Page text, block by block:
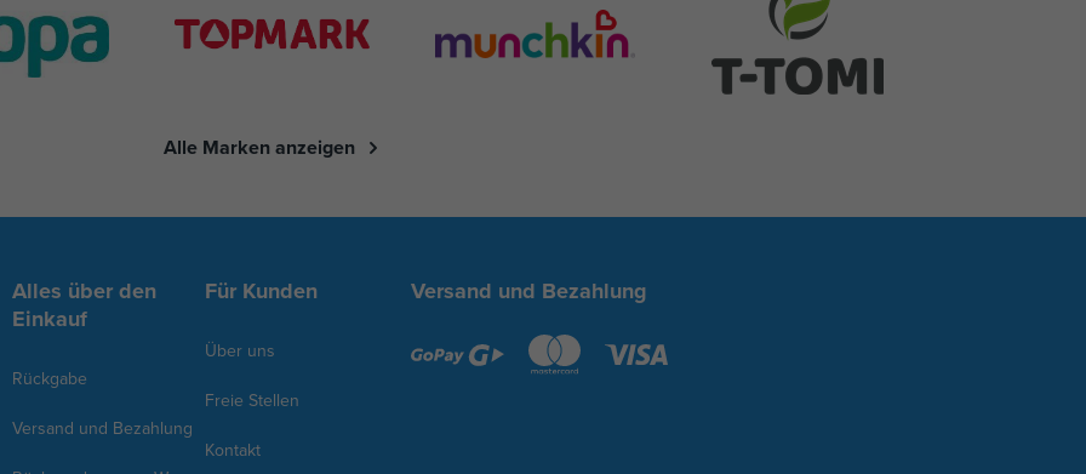
Alle Marken anzeigen
Alles über den
Einkauf
Rückgabe
Versand und Bezahlung
Für Kunden
Über uns
Freie Stellen
Kontakt
Versand und Bezahlung